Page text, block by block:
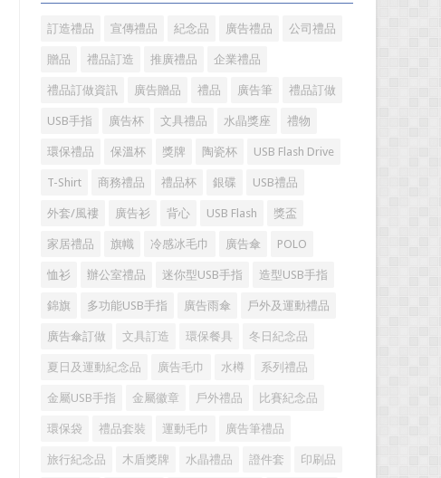
的颱曆掛曆而言，根據您的要求進行單獨的設計、製作、印
刷。內容...
訂造禮品 宣傳禮品 紀念品 廣告禮品 公司禮品
贈品 禮品訂造 推廣禮品 企業禮品
禮品訂做資訊 廣告贈品 禮品 廣告筆 禮品訂做
USB手指 廣告杯 文具禮品 水晶獎座 禮物
環保禮品 保溫杯 獎牌 陶瓷杯 USB Flash Drive
T-Shirt 商務禮品 禮品杯 銀碟 USB禮品
外套/風褸 廣告衫 背心 USB Flash 獎盃
家居禮品 旗幟 冷感冰毛巾 廣告傘 POLO
恤衫 辦公室禮品 迷你型USB手指 造型USB手指
錦旗 多功能USB手指 廣告雨傘 戶外及運動禮品
廣告傘訂做 文具訂造 環保餐具 冬日紀念品
夏日及運動紀念品 廣告毛巾 水樽 系列禮品
金屬USB手指 金屬徽章 戶外禮品 比賽紀念品
環保袋 禮品套裝 運動毛巾 廣告筆禮品
旅行紀念品 木盾獎牌 水晶禮品 證件套 印刷品